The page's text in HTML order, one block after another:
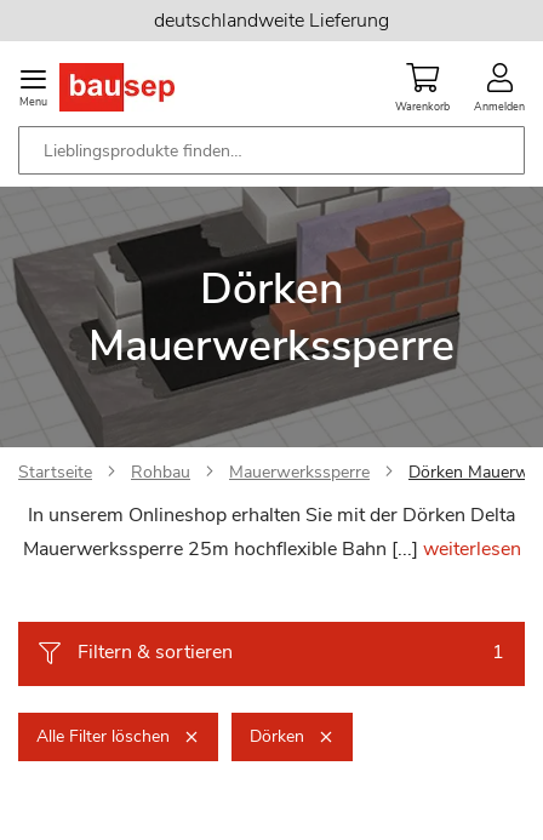
Inhalt
springen
deutschlandweite Lieferung
Menu Warenkorb Anmelden
Dörken
Mauerwerkssperre
Startseite Rohbau Mauerwerkssperre Dörken
In unserem Onlineshop erhalten Sie mit der Dörken Delta
Mauerwerkssperre 25m hochflexible Bahn [...] weiterlesen
Filtern & sortieren 1
Alle Filter löschen Dörken